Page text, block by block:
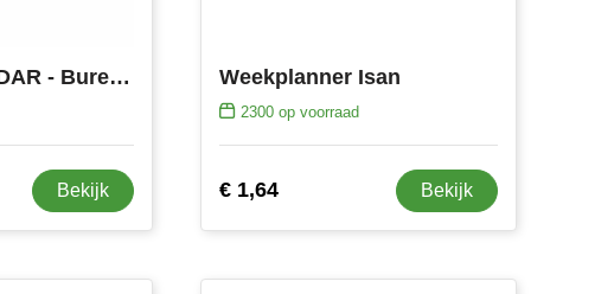
MEMOCALENDAR - Bureauset kalender
Bekijk
Weekplanner Isan
2300 op voorraad
€ 1,64 Bekijk